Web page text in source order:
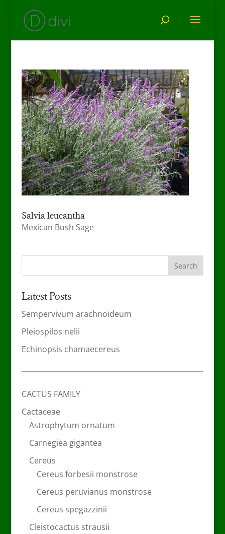
Salvia leucantha
Mexican Bush Sage
Latest Posts
Sempervivum arachnoideum
Pleiospilos nelii
Echinopsis chamaecereus
CACTUS FAMILY
Cactaceae
Astrophytum ornatum
Carnegiea gigantea
Cereus
Cereus forbesii monstrose
Cereus peruvianus monstrose
Cereus spegazzinii
Cleistocactus strausii